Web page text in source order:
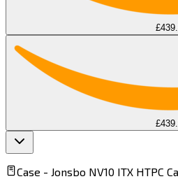
Case - Jonsbo NV10 ITX HTPC Case (w/ riser cable)​​​​‌